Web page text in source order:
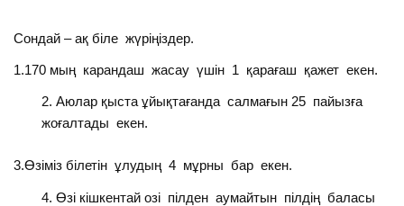
Сондай – ақ біле жүріңіздер.
1.170 мың карандаш жасау үшін 1 қарағаш қажет екен.
Аюлар қыста ұйықтағанда салмағын 25 пайызға
жоғалтады екен.
3.Өзіміз білетін ұлудың 4 мұрны бар екен.
Өзі кішкентай озі пілден аумайтын пілдің баласы